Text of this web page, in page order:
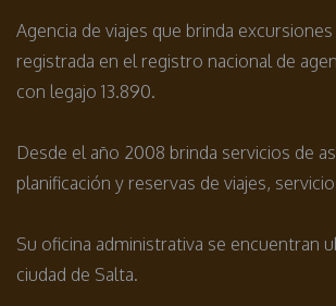
Agencia de viajes que brinda
registrada en el registro nacional de
con legajo 13.890.
Desde el año 2008 brinda servicios de
planificación y reservas de viajes,
Su oficina administrativa se encuentran
ciudad de Salta.